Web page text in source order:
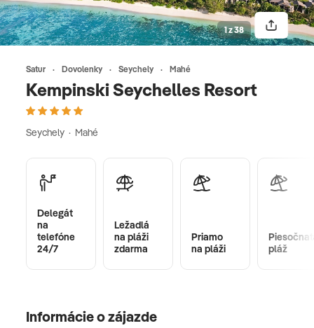
Satur Dovolenky Seychely Mahé
Kempinski Seychelles Resort
Seychely · Mahé
1 z 38
Delegát
na
telefóne
24/7
Ležadlá
na pláži
zdarma
Priamo
na pláži
pláž
Informácie o zájazde